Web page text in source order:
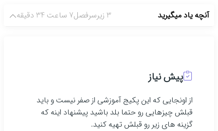
آنچه یاد میگیرید 3 زیرسرفصل 7 ساعت 34 دقیقه
پیش نیاز
از اونجایی که این پکیج آموزشی از صفر نیست و باید
قبلش چیزهایی رو حتما بلد باشید پیشنهاد اینه که
گزینه های زیر رو قبلش تهیه کنید.